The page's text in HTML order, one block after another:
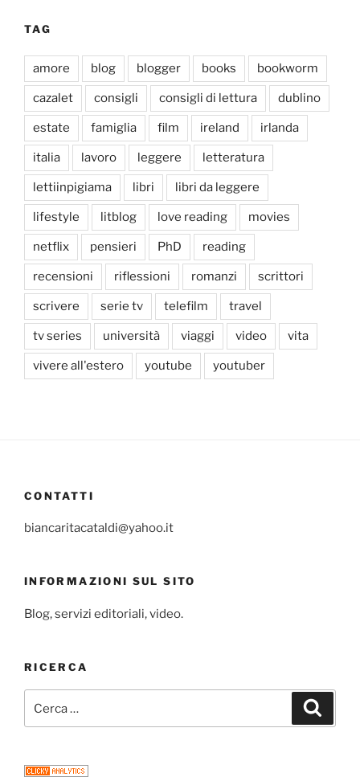
TAG
amore blog blogger books bookworm
cazalet consigli consigli di lettura dublino
estate famiglia film ireland irlanda
italia lavoro leggere letteratura
lettiinpigiama libri libri da leggere
lifestyle litblog love reading movies
netflix pensieri PhD reading
recensioni riflessioni romanzi scrittori
scrivere serie tv telefilm travel
tv series università viaggi video vita
vivere all'estero youtube youtuber
CONTATTI
biancaritacataldi@yahoo.it
INFORMAZIONI SUL SITO
Blog, servizi editoriali, video.
RICERCA